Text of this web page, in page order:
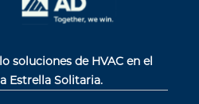
soluciones de HVAC en el
Estrella Solitaria.